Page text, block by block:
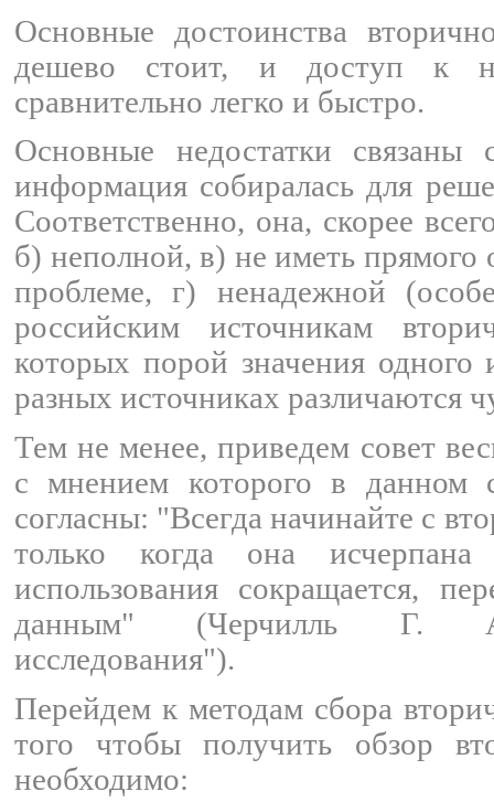
Основные достоинства
дешево стоит, и доступ к
сравнительно легко и быстро.
Основные недостатки связаны
информация собиралась для
Соответственно, она, скорее
б) неполной, в) не иметь
проблеме, г) ненадежной
российским источникам
которых порой значения одного
разных источниках различаются
Тем не менее, приведем совет
с мнением которого в данном
согласны: "Всегда начинайте с
только когда она
использования сокращается,
данным" (Черчилль Г. А.
исследования").
Перейдем к методам сбора
того чтобы получить обзор
необходимо: